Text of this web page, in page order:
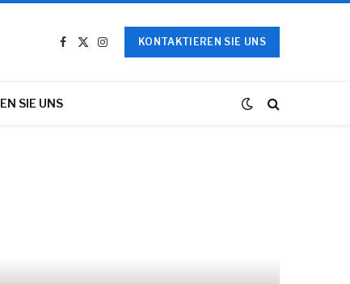
Facebook
X
Instagram
KONTAKTIEREN SIE UNS
SIE UNS